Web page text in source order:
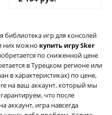
игр для консолей
них можно купить игру Sker
по сниженной цене
в Турецком регионе или
в характеристиках) по цене,
на ваш аккаунт, который мы
что после
аккаунт, игра навсегда